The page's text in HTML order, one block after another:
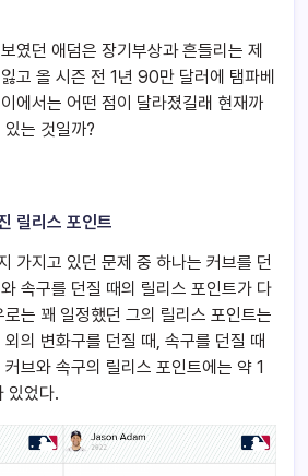
였던 애덤은 장기부상과 흔들리는 제
고 올 시즌 전 1년 90만 달러에 탬파베
에서는 어떤 점이 달라졌길래 현재까
는 것일까?
릴리스 포인트
가지고 있던 문제 중 하나는 커브를 던
속구를 던질 때의 릴리스 포인트가 다
는 꽤 일정했던 그의 릴리스 포인트는
의 변화구를 던질 때, 속구를 던질 때
브와 속구의 릴리스 포인트에는 약 1
있었다.